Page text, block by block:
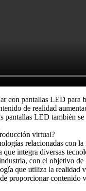
con pantallas LED para
de realidad
pantallas LED también
virtual?
relacionadas con
que integra diversas
con el objetivo
que utiliza la realidad
proporcionar contenido